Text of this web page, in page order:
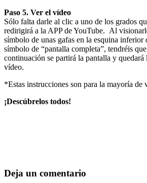
Paso 5. Ver el vídeo
Sólo falta darle al clic a uno de los grados
redirigirá a la APP de YouTube. Al
símbolo de unas gafas en la esquina inferior
símbolo de “pantalla completa”, tendréis
continuación se partirá la pantalla y quedará
vídeo.
*Estas instrucciones son para la mayoría de
¡Descúbrelos todos!
Deja un comentario